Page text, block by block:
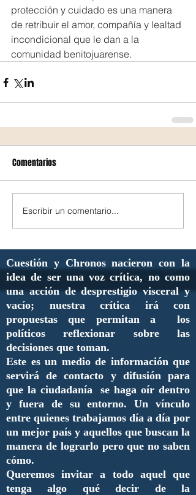
protección y cuidado es una manera
de retribuir el amor, compañía y lealtad
incondicional que le dan a la
comunidad benitojuarense.
Comentarios
Escribir un comentario...
Cuestión y Chronos nacieron con la
idea de ser una voz crítica, no como
una acción de desprestigio visceral y
vacío; nuestra crítica irá con
propuestas que permitan a los
políticos reflexionar sobre las
decisiones que toman.
Este es un medio de información que
servirá de contacto y difusión para
que la ciudadanía se haga oír dentro
y fuera de su entorno. Un vínculo
entre quienes trabajamos día a día por
un mejor país y aquellos que buscan la
manera de lograrlo pero que no saben
cómo.
Queremos invitar a todo aquel que
tenga algo qué decir de la